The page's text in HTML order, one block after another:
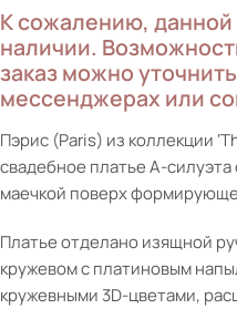
К сожалению, данной
наличии.
заказ можно
мессенджерах или
Пэрис (Paris) из коллекции
свадебное платье А-
маечкой поверх
Платье отделано изящной
кружевом с платиновым
кружевными 3D-цветами,